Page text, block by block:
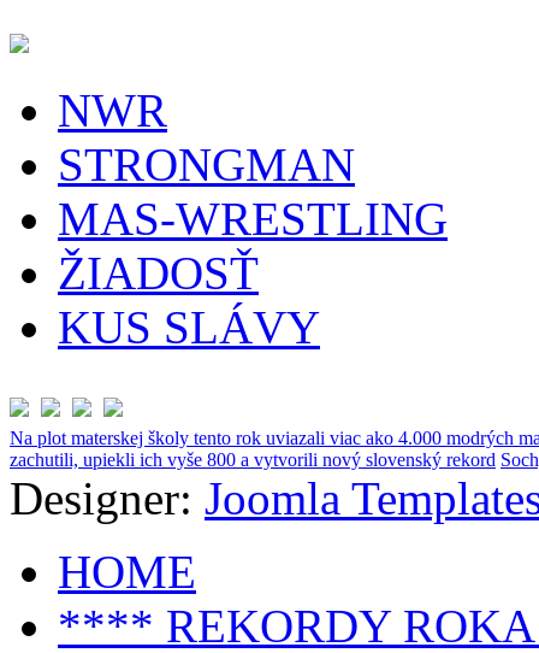
NWR
STRONGMAN
MAS-WRESTLING
ŽIADOSŤ
KUS SLÁVY
Na plot materskej školy tento rok uviazali viac ako 4.000 modrých
zachutili, upiekli ich vyše 800 a vytvorili nový slovenský rekord
Designer: Joomla
HOME
**** REKORDY ROKA